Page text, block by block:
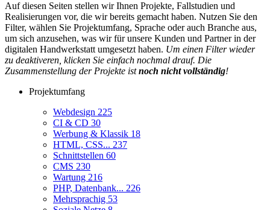
Auf diesen Seiten stellen wir Ihnen Projekte, Fallstudien und
Realisierungen vor, die wir bereits gemacht haben. Nutzen Sie den
Filter, wählen Sie Projektumfang, Sprache oder auch Branche aus,
um sich anzusehen, was wir für unsere Kunden und Partner in der
digitalen Handwerkstatt umgesetzt haben. Um einen Filter wieder
zu deaktiveren, klicken Sie einfach nochmal drauf. Die
Zusammenstellung der Projekte istnoch nicht vollständig!
Projektumfang
Webdesign 225
CI & CD 30
Werbung & Klassik 18
HTML, CSS... 237
Schnittstellen 60
CMS 230
Wartung 216
PHP, Datenbank... 226
Mehrsprachig 53